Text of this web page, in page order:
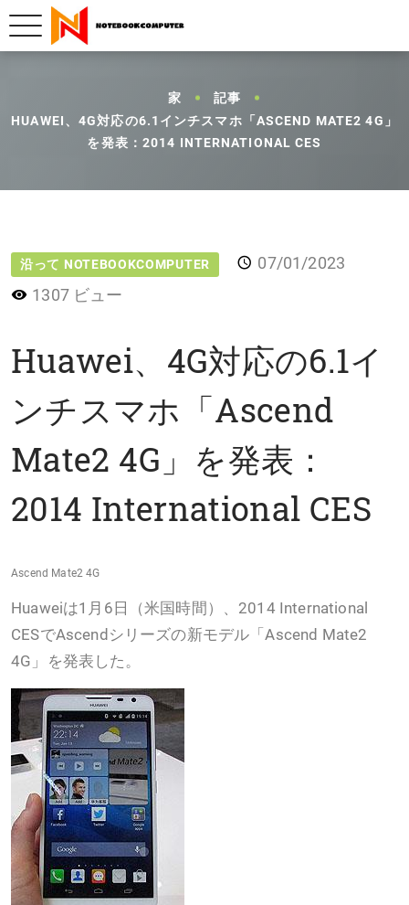
家
記事
HUAWEI、4G対応の6.1インチスマホ「ASCEND MATE2 4G」
を発表：2014 INTERNATIONAL CES
沿って NOTEBOOKCOMPUTER
07/01/2023
1307 ビュー
Huawei、4G対応の6.1イ
ンチスマホ「Ascend
Mate2 4G」を発表：
2014 International CES
Ascend Mate2 4G
Huaweiは1月6日（米国時間）、2014 International
CESでAscendシリーズの新モデル「Ascend Mate2
4G」を発表した。